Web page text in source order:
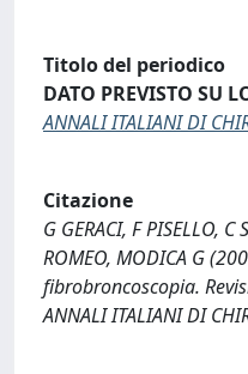
Titolo del periodico
DATO PREVISTO SU
ANNALI ITALIANI DI
Citazione
G GERACI, F PISELLO,
ROMEO, MODICA G
fibrobroncoscopia.
ANNALI ITALIANI DI